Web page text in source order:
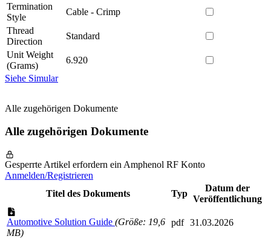
Termination
Style
Cable - Crimp
Thread
Direction
Standard
Unit Weight
(Grams)
6.920
Siehe Simular
Alle zugehörigen Dokumente
Alle zugehörigen Dokumente
Gesperrte Artikel erfordern ein Amphenol RF Konto
Anmelden/Registrieren
Titel des Dokuments
Typ
Datum der
Veröffentlichung
Automotive Solution Guide (Größe: 19,6
MB)
pdf 31.03.2026